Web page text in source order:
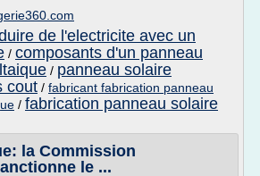
de l'electricite avec un
/ composants d'un panneau
/ panneau solaire
cout / fabricant fabrication panneau
/ fabrication panneau solaire
la Commission
le ...